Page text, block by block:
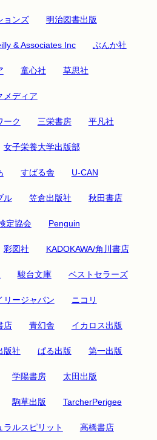
ョンズ 明治図書出版
& Associates Inc ぶんか社
童心社 草思社
メディア
ーク 三栄書房 平凡社
女子栄養大学出版部
すばる舎 U-CAN
ル 笠倉出版社 秋田書店
定協会 Penguin
彩図社 KADOKAWA/角川書店
駿台文庫 ベストセラーズ
リージャパン ニコリ
店 青幻舎 イカロス出版
版社 ぱる出版 第一出版
学陽書房 太田出版
駒草出版 TarcherPerigee
ラルスピリット 高橋書店